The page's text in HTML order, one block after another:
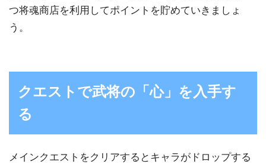
つ将魂商店を利用してポイントを貯めていきましょ
う。
クエストで武将の「心」を入手す
る
メインクエストをクリアするとキャラがドロップする